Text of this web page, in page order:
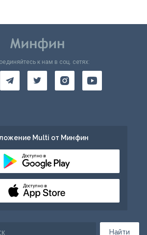
Найти
к нам в соц. сетях:
Multi от Минфин
Доступно в
Доступно в